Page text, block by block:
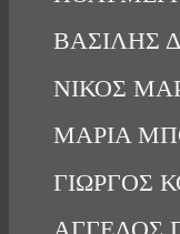
ΒΑΣΙΛΗΣ
ΝΙΚΟΣ
ΜΑΡΙΑ
ΓΙΩΡΓΟΣ